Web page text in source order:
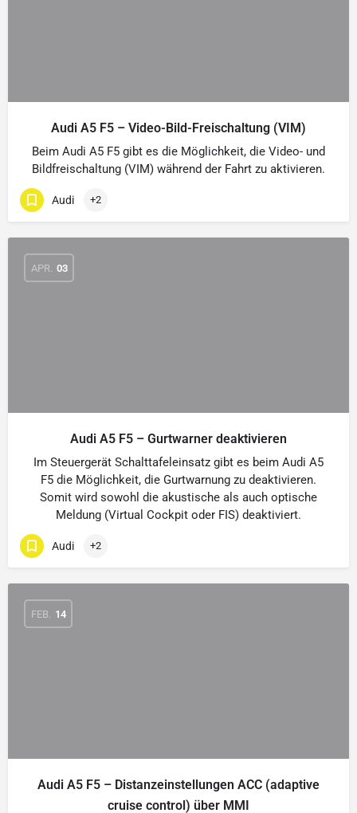
Audi A5 F5 – Video-Bild-Freischaltung (VIM)
Beim Audi A5 F5 gibt es die Möglichkeit, die Video- und
Bildfreischaltung (VIM) während der Fahrt zu aktivieren.
Audi +2
APR. 03
Audi A5 F5 – Gurtwarner deaktivieren
Im Steuergerät Schalttafeleinsatz gibt es beim Audi A5
F5 die Möglichkeit, die Gurtwarnung zu deaktivieren.
Somit wird sowohl die akustische als auch optische
Meldung (Virtual Cockpit oder FIS) deaktiviert.
Audi +2
FEB. 14
Audi A5 F5 – Distanzeinstellungen ACC (adaptive
cruise control) über MMI